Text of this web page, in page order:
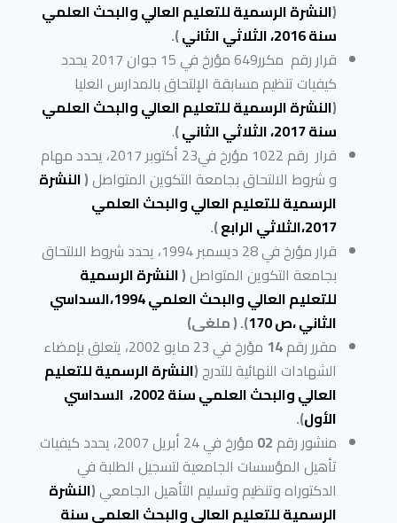
(النشرة الرسمية للتعليم العالي والبحث العلمي
سنة 2016، الثلاثي الثاني
).
قرار رقم مكرر649 مؤرخ في 15 جوان 2017 يحدد
كيفيات تنظيم مسابقة الإلتحاق بالمدارس العليا
(النشرة الرسمية للتعليم العالي والبحث العلمي
سنة 2017، الثلاثي الثاني
)
.
قرار رقم 1022 مؤرخ في23 أكتوبر 2017، يحدد مهام
و شروط الالتحاق بجامعة التكوين المتواصل(النشرة
الرسمية للتعليم العالي والبحث العلمي
2017،الثلاثي الرابع
).
قرار مؤرخ في 28 ديسمبر 1994، يحدد شروط الالتحاق
بجامعة التكوين المتواصل(النشرة الرسمية
للتعليم العالي والبحث العلمي 1994،السداسي
الثاني ،ص 170
). ( ملغى)
مقرر رقم14
مؤرخ في 23 مايو 2002، يتعلق بإمضاء
الشهادات النهائية للتدرج (النشرة الرسمية للتعليم
العالي والبحث العلمي سنة 2002، السداسي
الأول).
منشور رقم02
مؤرخ في 24 أبريل 2007، يحدد كيفيات
تأهيل المؤسسات الجامعية لتسجيل الطلبة في
الدكتوراه وتنظيم وتسليم التأهيل الجامعي(النشرة
الرسمية للتعليم العالي والبحث العلمي سنة